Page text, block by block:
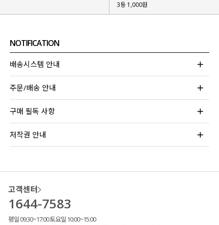
3등 1,000원
NOTIFICATION
배송시스템 안내
주문/배송 안내
구매 필독 사항
저작권 안내
고객센터
1644-7583
평일 09:30~17:00 토요일 10:00~15:00